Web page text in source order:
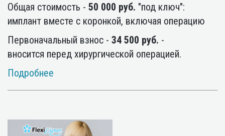
Общая стоимость - 50 000 руб. "под ключ":
имплант вместе с коронкой, включая операцию
Первоначальный взнос - 34 500 руб. -
вносится перед хирургической операцией.
Подробнее